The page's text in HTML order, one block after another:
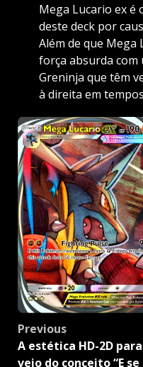
Mega Lucario ex é
deste deck por
Além de que Mega
força absurda com
Greninja que têm
à direita em
Post
navigation
Previous
A estética HD-2D
veio do conceito “E